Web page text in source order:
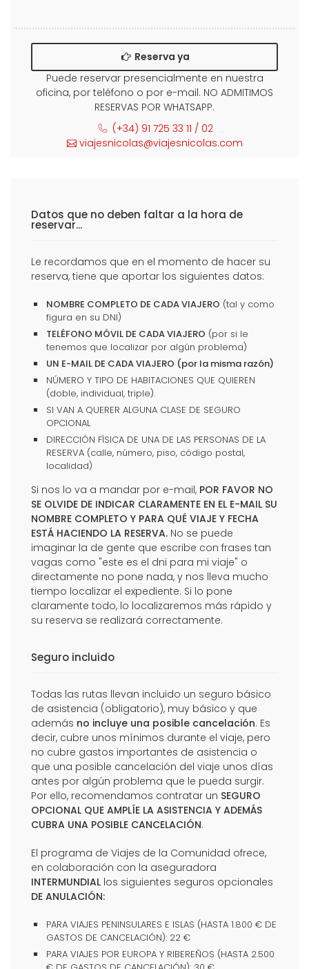
Reserva ya
Puede reservar presencialmente en nuestra
oficina, por teléfono o por e-mail. NO ADMITIMOS
RESERVAS POR WHATSAPP.
(+34) 91 725 33 11 / 02
viajesnicolas@viajesnicolas.com
Datos que no deben faltar a la hora de
reservar...
Le recordamos que en el momento de hacer su
reserva, tiene que aportar los siguientes datos:
NOMBRE COMPLETO DE CADA VIAJERO (tal y como
figura en su DNI)
TELÉFONO MÓVIL DE CADA VIAJERO (por si le
tenemos que localizar por algún problema)
UN E-MAIL DE CADA VIAJERO (por la misma razón)
NÚMERO Y TIPO DE HABITACIONES QUE QUIEREN
(doble, individual, triple).
SI VAN A QUERER ALGUNA CLASE DE SEGURO
OPCIONAL
DIRECCIÓN FÍSICA DE UNA DE LAS PERSONAS DE LA
RESERVA (calle, número, piso, código postal,
localidad)
Si nos lo va a mandar por e-mail, POR FAVOR NO
SE OLVIDE DE INDICAR CLARAMENTE EN EL E-MAIL SU
NOMBRE COMPLETO Y PARA QUÉ VIAJE Y FECHA
ESTÁ HACIENDO LA RESERVA. No se puede
imaginar la de gente que escribe con frases tan
vagas como "este es el dni para mi viaje" o
directamente no pone nada, y nos lleva mucho
tiempo localizar el expediente. Si lo pone
claramente todo, lo localizaremos más rápido y
su reserva se realizará correctamente.
Seguro incluido
Todas las rutas llevan incluido un seguro básico
de asistencia (obligatorio), muy básico y que
además no incluye una posible cancelación. Es
decir, cubre unos mínimos durante el viaje, pero
no cubre gastos importantes de asistencia o
que una posible cancelación del viaje unos días
antes por algún problema que le pueda surgir.
Por ello, recomendamos contratar un SEGURO
OPCIONAL QUE AMPLÍE LA ASISTENCIA Y ADEMÁS
CUBRA UNA POSIBLE CANCELACIÓN.
El programa de Viajes de la Comunidad ofrece,
en colaboración con la aseguradora
INTERMUNDIAL los siguientes seguros opcionales
DE ANULACIÓN:
PARA VIAJES PENINSULARES E ISLAS (HASTA 1.800 € DE
GASTOS DE CANCELACIÓN): 22 €
PARA VIAJES POR EUROPA Y RIBEREÑOS (HASTA 2.500